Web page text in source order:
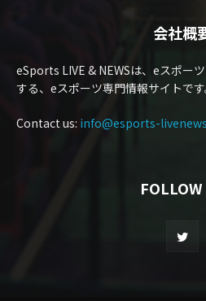
会社概
eSports LIVE & NEWSは、eスポー
する、eスポーツ専門情報サイトです
Contact us: info@esports-
FOLLOW